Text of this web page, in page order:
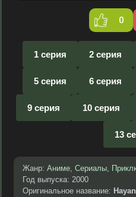
0
1 серия 2 серия
5 серия 6 серия
9 серия 10 серия
13
Жанр: Аниме, Сериалы,
Год выпуска: 2000
Оригинальное название: